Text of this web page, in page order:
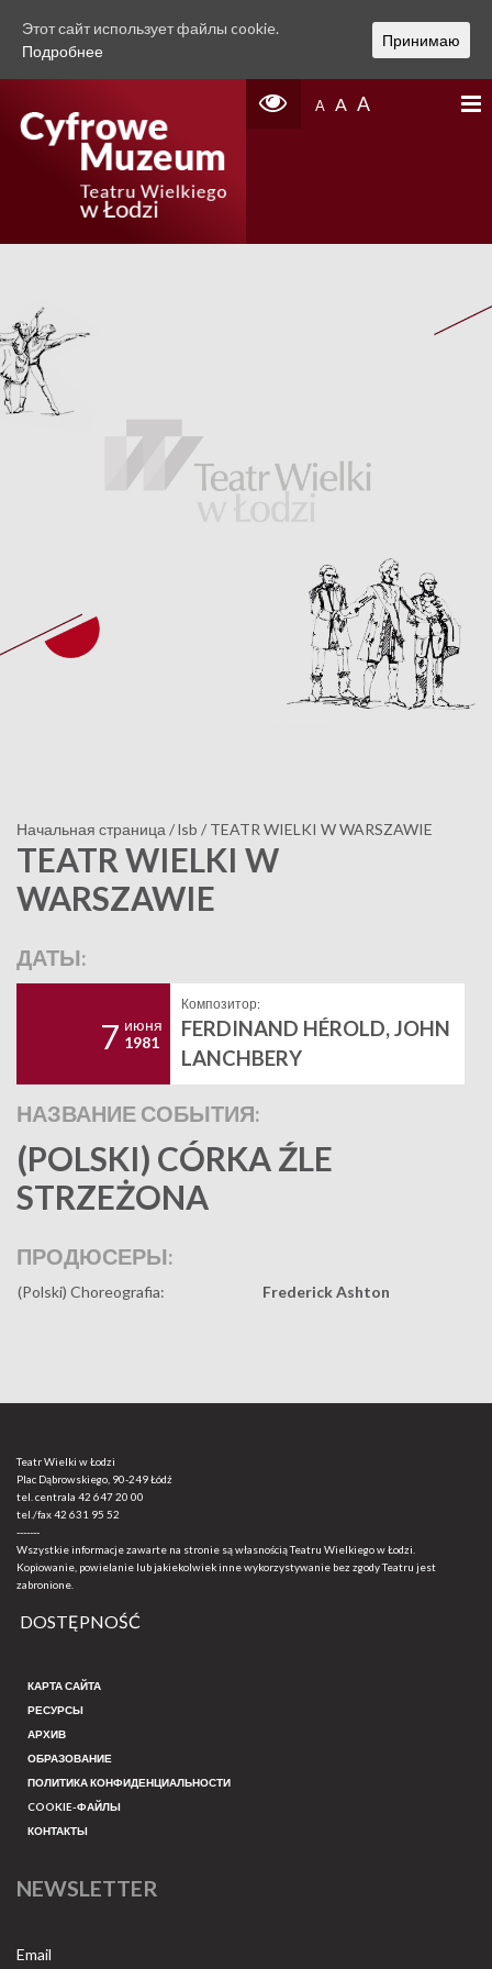
A A A
Начальная страница /lsb / TEATR WIELKI W WARSZAWIE
TEATR WIELKI W
WARSZAWIE
ДАТЫ:
7 июня
1981
Композитор:
FERDINAND HÉROLD, JOHN
LANCHBERY
НАЗВАНИЕ СОБЫТИЯ:
(POLSKI) CÓRKA ŹLE
STRZEŻONA
ПРОДЮСЕРЫ:
(Polski) Choreografia: Frederick Ashton
Teatr Wielki w Łodzi
Plac Dąbrowskiego, 90-249 Łódź
tel. centrala 42 647 20 00
tel./fax42 631 95 52
-------
Wszystkie informacje zawarte na stronie są własnością Teatru Wielkiego w Łodzi.
Kopiowanie, powielanie lub jakiekolwiek inne wykorzystywanie bez zgody Teatru jest
zabronione.
DOSTĘPNOŚĆ
КАРТА САЙТА
РЕСУРСЫ
АРХИВ
ОБРАЗОВАНИЕ
ПОЛИТИКА КОНФИДЕНЦИАЛЬНОСТИ
COOKIE-ФАЙЛЫ
КОНТАКТЫ
NEWSLETTER
Email
Этот сайт использует файлы cookie.
Подробнее
Принимаю